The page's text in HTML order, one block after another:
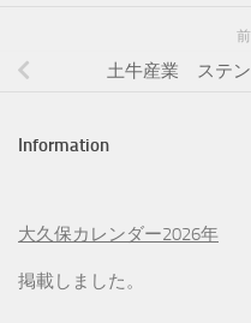
土牛産業 ステン
Information
大久保カレンダー2026年
掲載しました。